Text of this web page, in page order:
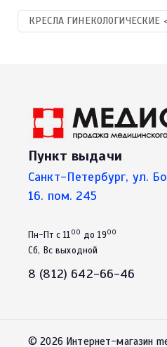
КРЕСЛА ГИНЕКОЛОГИЧЕСКИЕ
Пункт выдачи
Санкт-Петербург, ул.
16. пом. 245
Пн-Пт с 1100 до 1900
Сб, Вс выходной
8 (812) 642-66-46
© 2026 Интернет-магазин